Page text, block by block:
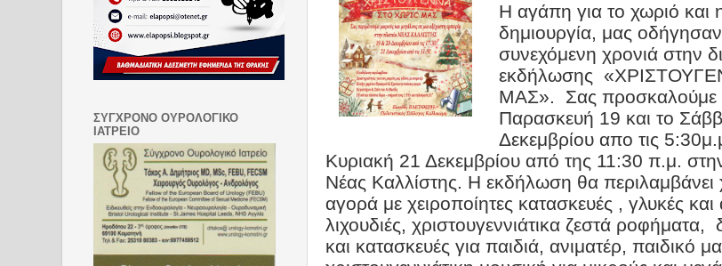
Η αγάπη για το χωριό και
δημιουργία, μας οδήγησαν
συνεχόμενη χρονιά στην
εκδήλωσης
ΜΑΣ». Σας προσκαλούμε
Παρασκευή 19 και το
Δεκεμβρίου απο τις
Κυριακή 21 Δεκεμβρίου από της 11:30 π.μ.
Νέας Καλλίστης. Η εκδήλωση θα περιλαμβάνει
αγορά με χειροποίητες κατασκευές , γλυκές και
λιχουδιές, χριστουγεννιάτικα ζεστά ροφήματα,
και κατασκευές για παιδιά, ανιματέρ, παιδικό
ΣΥΓΧΡΟΝΟ ΟΥΡΟΛΟΓΙΚΟ
ΙΑΤΡΕΙΟ